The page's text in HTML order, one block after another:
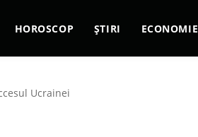
HOROSCOP ȘTIRI ECONOMIE
Ucrainei